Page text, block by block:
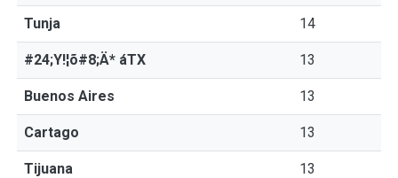
Tunja 14
#24;Y!¦õ#8;Ä* áTX 13
Buenos Aires 13
Cartago 13
Tijuana 13